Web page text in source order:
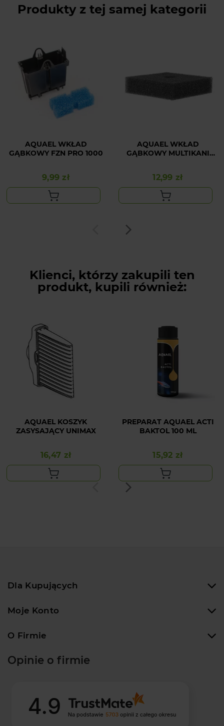
Produkty z tej samej kategorii
AQUAEL WKŁAD
GĄBKOWY FZN PRO 1000
Cena
9,99 zł
AQUAEL WKŁAD
GĄBKOWY MULTIKANI
Cena
12,99 zł
Klienci, którzy zakupili ten
produkt, kupili również:
AQUAEL KOSZYK
ZASYSAJĄCY UNIMAX
Cena
16,47 zł
PREPARAT AQUAEL ACTI
BAKTOL 100 ML
Cena
15,92 zł
Dla Kupujących
Moje Konto
O Firmie
Opinie o firmie